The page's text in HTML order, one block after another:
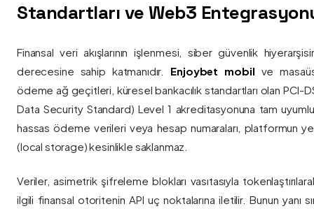
Standartları ve Web3
Finansal veri akışlarının işlenmesi, siber güvenlik
derecesine sahip katmanıdır. Enjoybet mobil ve
ödeme ağ geçitleri, küresel bankacılık standartları olan PCI-
Data Security Standard) Level 1 akreditasyonuna tam
hassas ödeme verileri veya hesap numaraları, platformun
(local storage) kesinlikle saklanmaz.
Veriler, asimetrik şifreleme blokları vasıtasıyla
ilgili finansal otoritenin API uç noktalarına iletilir. Bunun yanı